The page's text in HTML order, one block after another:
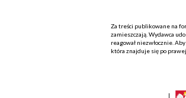
Za treści publikowane na
zamieszczają. Wydawca
reagował niezwłocznie.
która znajduje się po